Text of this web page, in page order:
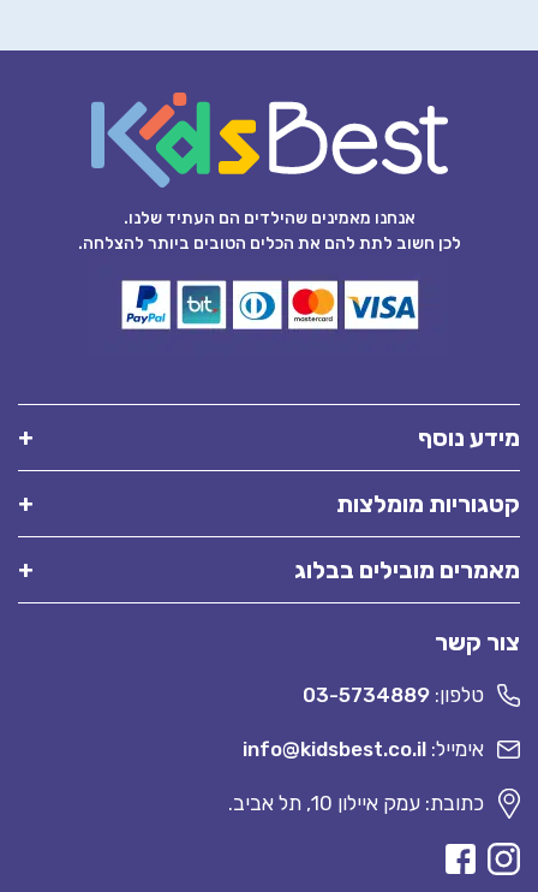
אנחנו מאמינים שהילדים הם העתיד שלנו.
לכן חשוב לתת להם את הכלים הטובים ביותר להצלחה.
מידע נוסף
קטגוריות מומלצות
מאמרים מובילים בבלוג
צור קשר
טלפון: 03-5734889
אימייל: info@kidsbest.co.il
כתובת: עמק איילון 10, תל אביב.